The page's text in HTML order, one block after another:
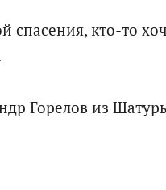
спасения, кто-то
Горелов из